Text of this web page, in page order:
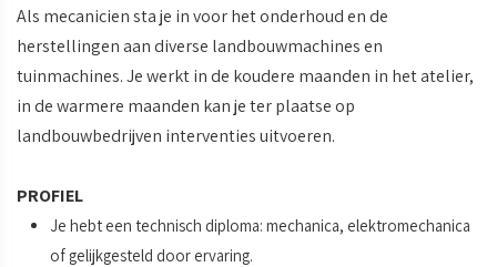
Als mecanicien sta je in voor het onderhoud en de
herstellingen aan diverse landbouwmachines en
tuinmachines. Je werkt in de koudere maanden in het atelier,
in de warmere maanden kan je ter plaatse op
landbouwbedrijven interventies uitvoeren.
PROFIEL
Je hebt een technisch diploma: mechanica, elektromechanica
of gelijkgesteld door ervaring.